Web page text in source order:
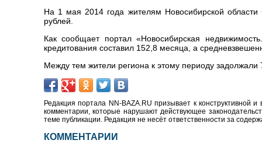
На 1 мая 2014 года жителям Новосибирской
рублей.
Как сообщает портал «Новосибирская
кредитования составил 152,8 месяца, а
Между тем жители региона к этому периоду
Редакция портала NN-BAZA.RU призывает к конструктивной
комментарии, которые нарушают действующее
теме публикации. Редакция не несёт ответственности за
КОММЕНТАРИИ